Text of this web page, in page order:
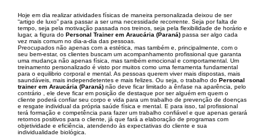
Hoje em dia realizar atividades físicas de maneira personalizada deixou de ser
“artigo de luxo” para passar a ser uma necessidade recorrente. Seja por falta de
tempo, seja pela motivação passada nos treinos, seja pela flexibilidade de horário e
lugar, a figura do Personal Trainer em Araucária (Paraná) passa ser algo cada
vez mais comum no dia-a-dia das pessoas.
Preocupados não apenas com a estética, mas também e, principalmente, com o
seu bem-estar, os clientes buscam um acompanhamento profissional que garanta
uma mudança não apenas física, mas também emocional e comportamental. Um
treinamento personalizado é visto por muitos como uma ferramenta fundamental
para o equilibrio corporal e mental. As pessoas querem viver mais dispostas, mais
saundáveis, mais independetentes e mais felizes. Ou seja, o trabalho do Personal
trainer em Araucária (Paraná) não deve ficar limitado a ênfase na aparência, pelo
contrário , ele deve ficar em posição de destaque por ser alguém em quem o
cliente poderá confiar seu corpo e vida para um trabalho de prevenção de doenças
e resgate individual da própria saúde física e mental. E para isso, tal profissional
terá formação e competência para fazer um trabalho confiável e que apenas gerará
retornos positivos para o cliente, já que fará a elaboração de programas com
objetividade e eficiência, atendendo às expectativas do cliente e sua
individualidade biológica.